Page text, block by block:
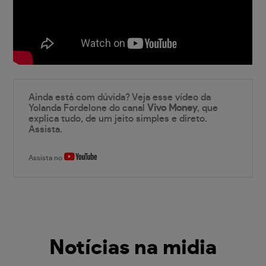
Ainda está com dúvida? Veja esse vídeo da
Yolanda Fordelone do canal Vivo Money, que
explica tudo, de um jeito simples e direto.
Assista.
Assista no
Notícias na midia